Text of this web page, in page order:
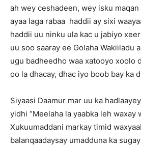
ah wey ceshadeen, wey isku
ayaa laga rabaa haddii ay sixi
haddii uu ninku ula kac u jabiyo
uu soo saaray ee Golaha Wakiiladu
ugu badheedho waa xatooyo xoolo
oo la dhacay, dhac iyo boob bay ka
Siyaasi Daamur mar uu ka
yidhi “Meelaha la yaabka leh waxay
Xukuumaddani markay timid
balanqaadaysay umadduna ka